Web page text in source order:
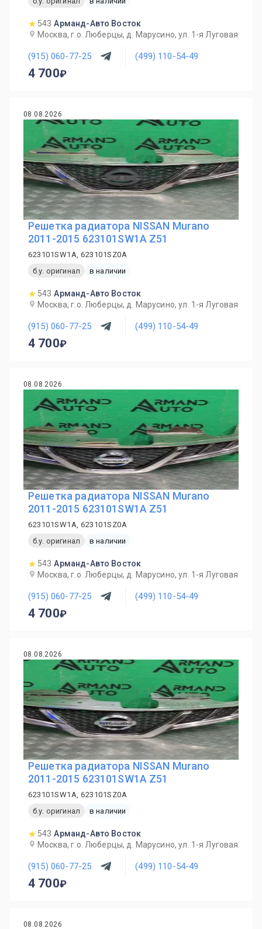
543 Арманд-Авто Восток
Москва, г.о. Люберцы, д. Марусино, ул. 1-я Луговая
(915) 060-77-25 (499) 110-54-49
4 700
08.08.2026
Решетка радиатора NISSAN Murano
2011-2015 623101SW1A Z51
623101SW1A, 623101SZ0A
б.у. оригинал
в наличии
543 Арманд-Авто Восток
Москва, г.о. Люберцы, д. Марусино, ул. 1-я Луговая
(915) 060-77-25 (499) 110-54-49
4 700
08.08.2026
Решетка радиатора NISSAN Murano
2011-2015 623101SW1A Z51
623101SW1A, 623101SZ0A
б.у. оригинал
в наличии
543 Арманд-Авто Восток
Москва, г.о. Люберцы, д. Марусино, ул. 1-я Луговая
(915) 060-77-25 (499) 110-54-49
4 700
08.08.2026
Решетка радиатора NISSAN Murano
2011-2015 623101SW1A Z51
623101SW1A, 623101SZ0A
б.у. оригинал
в наличии
543 Арманд-Авто Восток
Москва, г.о. Люберцы, д. Марусино, ул. 1-я Луговая
(915) 060-77-25 (499) 110-54-49
4 700
08.08.2026